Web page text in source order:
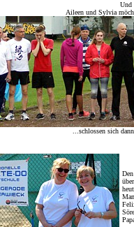
Und
Aileen und Sylvia
...schlossen sich